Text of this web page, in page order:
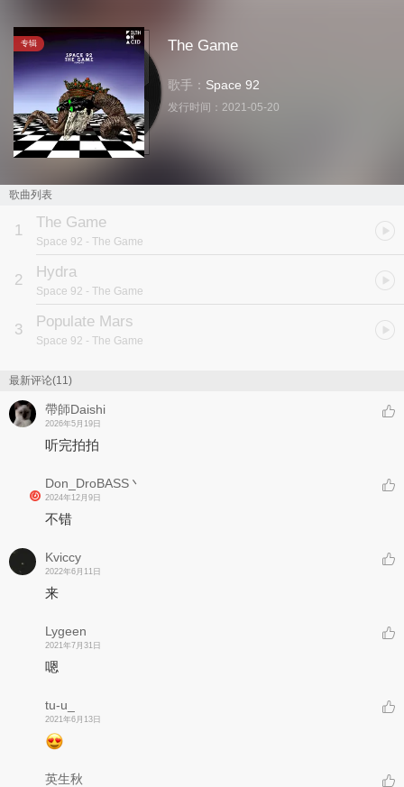
专辑 The Game
歌手： Space 92
发行时间： 2021-05-20
歌曲列表
1 The Game
Space 92 - The Game
2 Hydra
Space 92 - The Game
3 Populate Mars
Space 92 - The Game
最新评论(11)
帶師Daishi
2026年5月19日
听完拍拍
Don_DroBASS丶
2024年12月9日
不错
Kviccy
2022年6月11日
来
Lygeen
2021年7月31日
嗯
tu-u_
2021年6月13日
英生秋